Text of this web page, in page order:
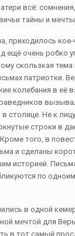
всё:
тайны и
приходилось
ещё очень робко
скользкая
патриотки.
колебания в её
столице. Не к
строки в
того, в
и сделаны
историей.
по
в одной
мечтой для
в тот самый